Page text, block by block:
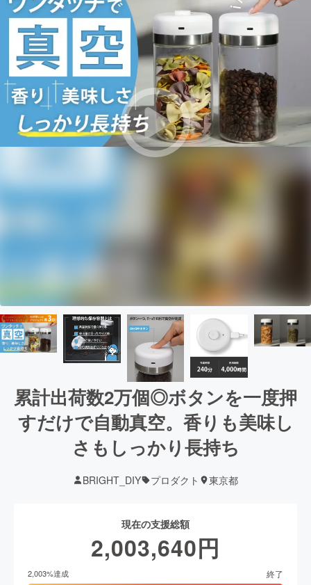
累計出荷数2万個◎ボタンを一度押
すだけで自動真空。香りも美味し
さもしっかり長持ち
BRIGHT_DIY プロダクト 東京都
現在の支援総額
2,003,640円
2,003%達成 終了